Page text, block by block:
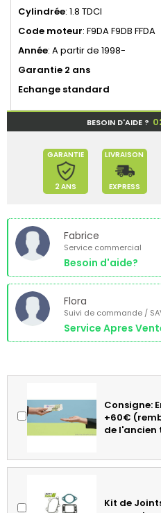
Cylindrée: 1.8 TDCI
Code moteur: F9DA F9DB FFDA
Année: A partir de 1998-
Garantie 2 ans
Echange standard
BESOIN D'AIDE ?
GARANTIE
2 ANS
LIVRAISON
EXPRESS
Fabrice
Service commercial
Besoin d'aide?
Flora
Suivi de commande /
Service Apres
Consigne:
+60€
de l'ancien
Kit de